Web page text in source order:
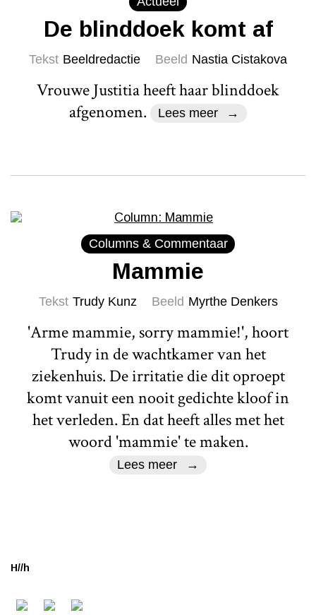
De blinddoek komt af
Tekst Beeldredactie Beeld Nastia Cistakova
Vrouwe Justitia heeft haar blinddoek
afgenomen.
Lees meer
Columns & Commentaar
Mammie
Tekst Trudy Kunz Beeld Myrthe Denkers
'Arme mammie, sorry mammie!', hoort
Trudy in de wachtkamer van het
ziekenhuis. De irritatie die dit oproept
komt vanuit een nooit gedichte kloof in
het verleden. En dat heeft alles met het
woord 'mammie' te maken.
Lees meer
H//h